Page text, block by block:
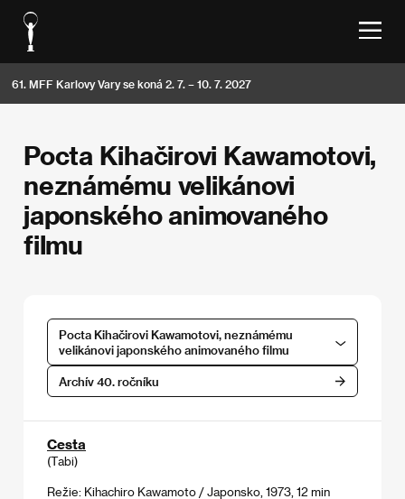
61. MFF Karlovy Vary se koná 2. 7. – 10. 7. 2027
Pocta Kihačirovi Kawamotovi,
neznámému velikánovi
japonského animovaného
filmu
Pocta Kihačirovi Kawamotovi, neznámému
velikánovi japonského animovaného filmu
Archív 40. ročníku
Cesta
(Tabi)
Režie: Kihachiro Kawamoto / Japonsko, 1973, 12 min